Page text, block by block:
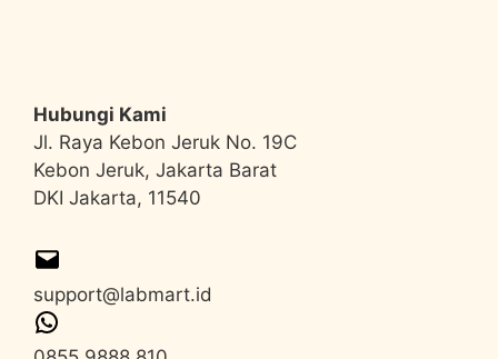
Hubungi Kami
Jl. Raya Kebon Jeruk No. 19C
Kebon Jeruk, Jakarta Barat
DKI Jakarta, 11540
support@labmart.id